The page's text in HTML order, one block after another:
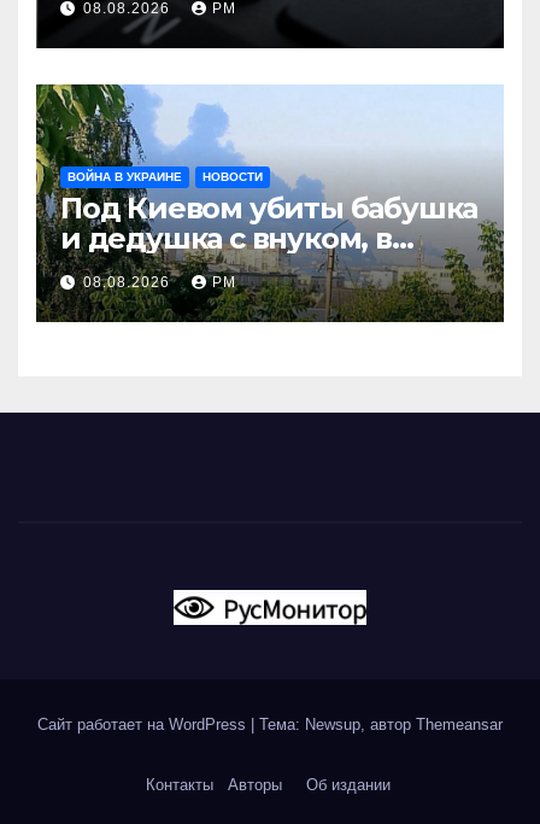
терроризму
08.08.2026 РМ
ВОЙНА В УКРАИНЕ НОВОСТИ
Под Киевом убиты бабушка
и дедушка с внуком, в
Поволжье и на Кубани
вновь горят НПЗ
08.08.2026 РМ
Сайт работает на WordPress Тема: Newsup, автор Themeansar
Контакты Авторы Об издании